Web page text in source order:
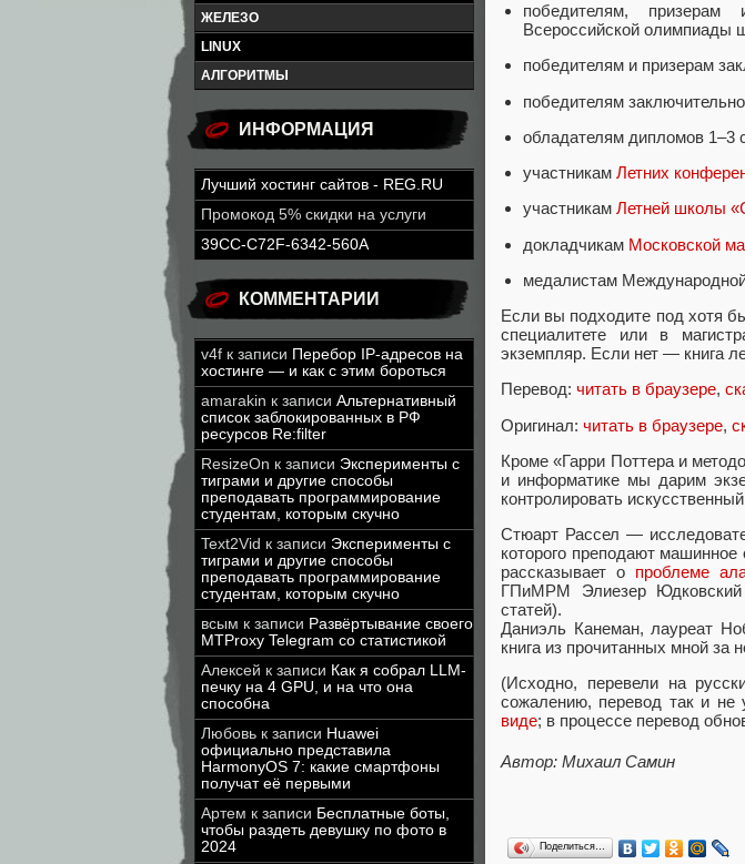
ЖЕЛЕЗО
LINUX
АЛГОРИТМЫ
ИНФОРМАЦИЯ
Лучший хостинг сайтов - REG.RU
Промокод 5% скидки на услуги
39CC-C72F-6342-560A
КОММЕНТАРИИ
v4f к записи Перебор IP-адресов на
хостинге — и как с этим бороться
amarakin к записи Альтернативный
список заблокированных в РФ
ресурсов Re:filter
ResizeOn к записи Эксперименты с
тиграми и другие способы
преподавать программирование
студентам, которым скучно
Text2Vid к записи Эксперименты с
тиграми и другие способы
преподавать программирование
студентам, которым скучно
всым к записи Развёртывание своего
MTProxy Telegram со статистикой
Алексей к записи Как я собрал LLM-
печку на 4 GPU, и на что она
способна
Любовь к записи Huawei
официально представила
HarmonyOS 7: какие смартфоны
получат её первыми
Артем к записи Бесплатные боты,
чтобы раздеть девушку по фото в
2024
победителям, призерам
Всероссийской олимпиады
победителям и призерам
победителям
обладателям дипломов 1–3
участникам Летних
участникам Летней школы
докладчикам Московской
медалистам
Если вы подходите под хотя
специалитете или в
экземпляр. Если нет — книга
Перевод: читать в браузере,
Оригинал: читать в браузере,
Кроме «Гарри Поттера и
и информатике мы дарим
контролировать
Стюарт Рассел —
которого преподают
рассказывает о проблеме
ГПиМРМ Элиезер Юдковский
статей).
Даниэль Канеман, лауреат
книга из прочитанных мной за
(Исходно, перевели на
сожалению, перевод так и не
виде; в процессе перевод
Автор: Михаил Самин
Поделиться…